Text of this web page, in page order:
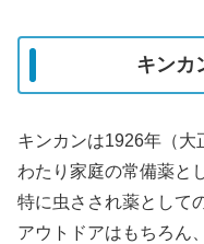
キンカ
キンカンは1926年（大
わたり家庭の常備薬と
特に虫さされ薬として
アウトドアはもちろん